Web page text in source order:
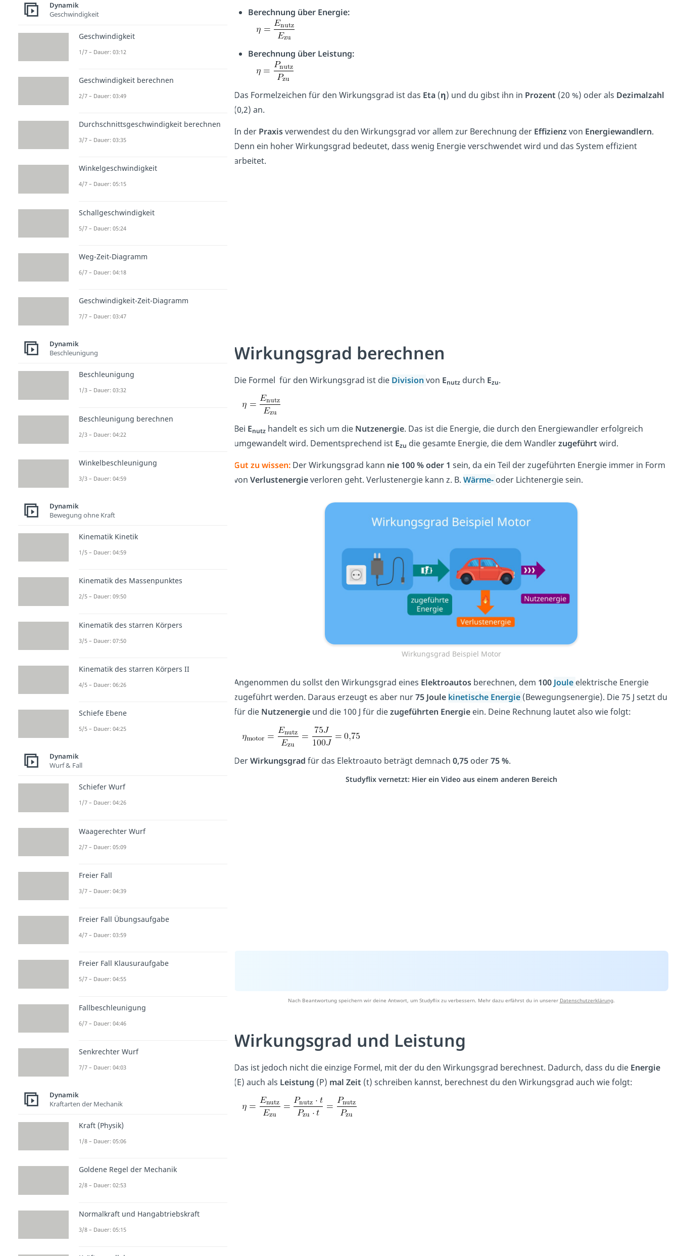
Berechnung über Energie:
Berechnung über Leistung:
Das Formelzeichen für den Wirkungsgrad ist das Eta (η) und du gibst ihn in Prozent (20 %) oder als Dezimalzahl
(0,2) an.
In der Praxisverwendest du den Wirkungsgrad vor allem zur Berechnung der Effizienzvon Energiewandlern.
Denn ein hoher Wirkungsgrad bedeutet, dass wenig Energie verschwendet wird und das System effizient
arbeitet.
Wirkungsgrad berechnen
Die Formel für den Wirkungsgrad ist die Division von Enutz durch Ezu.
Bei Enutz handelt es sich um die Nutzenergie. Das ist die Energie, die durch den Energiewandler erfolgreich
umgewandelt wird. Dementsprechend ist Ezu die gesamte Energie, die dem Wandlerzugeführt wird.
Gut zu wissen: Der Wirkungsgrad kann nie 100 % oder 1 sein, da ein Teil der zugeführten Energie immer in Form
von Verlustenergieverloren geht. Verlustenergie kann z. B. Wärme- oder Lichtenergie sein.
Wirkungsgrad Beispiel Motor
Angenommen du sollst den Wirkungsgrad eines Elektroautos berechnen, dem 100 Joule elektrische Energie
zugeführt werden. Daraus erzeugt es aber nur75 Joule kinetische Energie (Bewegungsenergie). Die 75 J setzt du
für die Nutzenergie und die 100 J für diezugeführten Energie ein. Deine Rechnung lautet also wie folgt:
DerWirkungsgrad für das Elektroauto beträgt demnach 0,75 oder75 %.
Studyflix vernetzt: Hier ein Video aus einem anderen Bereich
Nach Beantwortung speichern wir deine Antwort, um Studyflix zu verbessern. Mehr dazu erfährst du in unserer Datenschutzerklärung.
Wirkungsgrad und Leistung
Das ist jedoch nicht die einzige Formel, mit der du den Wirkungsgrad berechnest. Dadurch, dass du die Energie
(E) auch als Leistung (P) mal Zeit (t) schreiben kannst, berechnest du den Wirkungsgrad auch wie folgt:
Dynamik
Geschwindigkeit
Geschwindigkeit
1/7 – Dauer: 03:12
Geschwindigkeit berechnen
2/7 – Dauer: 03:49
Durchschnittsgeschwindigkeit berechnen
3/7 – Dauer: 03:35
Winkelgeschwindigkeit
4/7 – Dauer: 05:15
Schallgeschwindigkeit
5/7 – Dauer: 05:24
Weg-Zeit-Diagramm
6/7 – Dauer: 04:18
Geschwindigkeit-Zeit-Diagramm
7/7 – Dauer: 03:47
Dynamik
Beschleunigung
Beschleunigung
1/3 – Dauer: 03:32
Beschleunigung berechnen
2/3 – Dauer: 04:22
Winkelbeschleunigung
3/3 – Dauer: 04:59
Dynamik
Bewegung ohne Kraft
Kinematik Kinetik
1/5 – Dauer: 04:59
Kinematik des Massenpunktes
2/5 – Dauer: 09:50
Kinematik des starren Körpers
3/5 – Dauer: 07:50
Kinematik des starren Körpers II
4/5 – Dauer: 06:26
Schiefe Ebene
5/5 – Dauer: 04:25
Dynamik
Wurf & Fall
Schiefer Wurf
1/7 – Dauer: 04:26
Waagerechter Wurf
2/7 – Dauer: 05:09
Freier Fall
3/7 – Dauer: 04:39
Freier Fall Übungsaufgabe
4/7 – Dauer: 03:59
Freier Fall Klausuraufgabe
5/7 – Dauer: 04:55
Fallbeschleunigung
6/7 – Dauer: 04:46
Senkrechter Wurf
7/7 – Dauer: 04:03
Dynamik
Kraftarten der Mechanik
Kraft (Physik)
1/8 – Dauer: 05:06
Goldene Regel der Mechanik
2/8 – Dauer: 02:53
Normalkraft und Hangabtriebskraft
3/8 – Dauer: 05:15